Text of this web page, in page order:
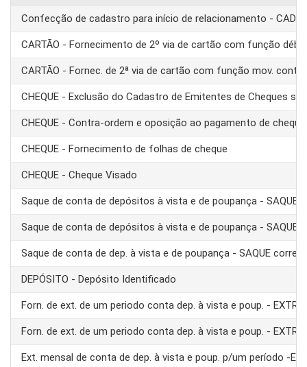
Confecção de cadastro para início de relacionamento -
CARTÃO - Fornecimento de 2º via de cartão com função
CARTÃO - Fornec. de 2ª via de cartão com função mov. conta
CHEQUE - Exclusão do Cadastro de Emitentes de Cheques
CHEQUE - Contra-ordem e oposição ao pagamento de cheque
CHEQUE - Fornecimento de folhas de cheque
CHEQUE - Cheque Visado
Saque de conta de depósitos à vista e de poupança - SAQUE
Saque de conta de depósitos à vista e de poupança - SAQUE
Saque de conta de dep. à vista e de poupança - SAQUE
DEPÓSITO - Depósito Identificado
Forn. de ext. de um periodo conta dep. à vista e poup. -
Forn. de ext. de um periodo conta dep. à vista e poup. -
Ext. mensal de conta de dep. à vista e poup. p/um período -